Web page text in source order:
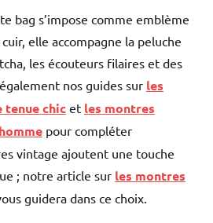
bag s’impose comme emblème
elle accompagne la peluche
les écouteurs filaires et des
nos guides sur les
tenue chic et les montres
pour compléter
vintage ajoutent une touche
; notre article sur les montres
guidera dans ce choix.